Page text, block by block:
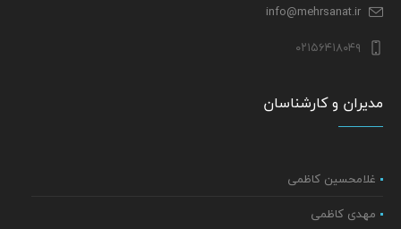
info@mehrsanat.ir
۰۲۱۵۶۴۱۸۰۴۹
مدیران و کارشناسان
غلامحسین کاظمی
مهدی کاظمی